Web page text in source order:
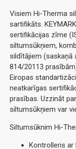
Visiem Hi-Therma
sartifikāts.
sertifikācijas zīme
siltumsūkņiem,
sildītājiem (saskaņā
814/20113
Eiropas
neatkarīgas
prasības. Uzzināt
siltumsūkņiem var
Siltumsūknim Hi-
Kontrolleris ar